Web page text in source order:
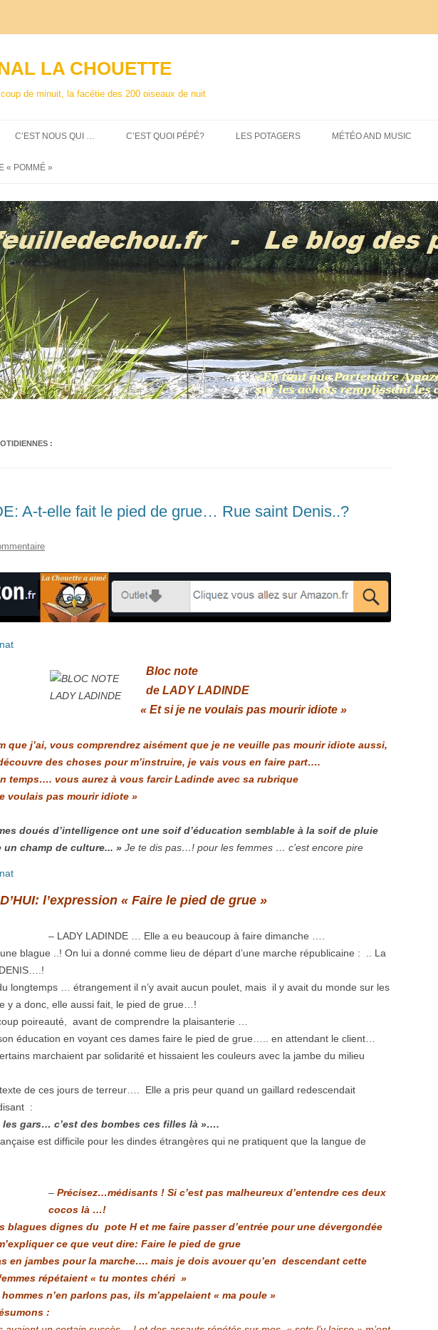
LA CHOUETTE
de minuit, la facétie des 200 oiseaux de nuit
C’EST NOUS QUI … C’EST QUOI PÉPÉ? LES POTAGERS MÉTÉO AND MUSIC
« POMMÉ »
:
A-t-elle fait le pied de grue… Rue saint Denis..?
Bloc note
de LADY LADINDE
« Et si je ne voulais pas mourir idiote »
que j’ai, vous comprendrez aisément que je ne veuille pas mourir idiote aussi,
des choses pour m’instruire, je vais vous en faire part….
temps…. vous aurez à vous farcir Ladinde avec sa rubrique
voulais pas mourir idiote »
doués d’intelligence ont une soif d’éducation semblable à la soif de pluie
un champ de culture... » Je te dis pas…! pour les femmes … c’est encore pire
l’expression « Faire le pied de grue »
– LADY LADINDE … Elle a eu beaucoup à faire dimanche ….
blague ..! On lui a donné comme lieu de départ d’une marche républicaine : .. La
longtemps … étrangement il n’y avait aucun poulet, mais il y avait du monde sur les
y a donc, elle aussi fait, le pied de grue…!
poireauté, avant de comprendre la plaisanterie …
éducation en voyant ces dames faire le pied de grue….. en attendant le client…
marchaient par solidarité et hissaient les couleurs avec la jambe du milieu
de ces jours de terreur…. Elle a pris peur quand un gaillard redescendait
:
gars… c’est des bombes ces filles là »….
est difficile pour les dindes étrangères qui ne pratiquent que la langue de
– Précisez…médisants ! Si c’est pas malheureux d’entendre ces deux
cocos là …!
blagues dignes du pote H et me faire passer d’entrée pour une dévergondée
ce que veut dire: Faire le pied de grue
en jambes pour la marche…. mais je dois avouer qu’en descendant cette
répétaient « tu montes chéri »
n’en parlons pas, ils m’appelaient « ma poule »
: